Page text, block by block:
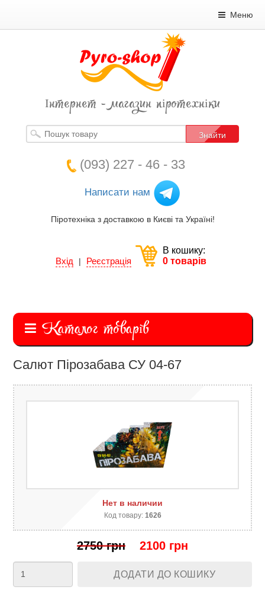
Меню
Інтернет - магазин піротехніки
Знайти
(093) 227 - 46 - 33
Написати нам
Піротехніка з доставкою в Києві та Україні!
Вхід | Реєстрація
В кошику:
0 товарів
Каталог товарів
Салют Пірозабава СУ 04-67
Нет в наличии
Код товару: 1626
2750 грн 2100 грн
ДОДАТИ ДО КОШИКУ